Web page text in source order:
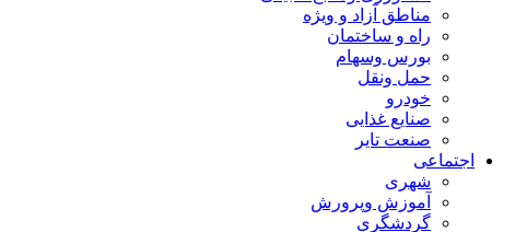
مناطق آزاد و ویژه
راه و ساختمان
بورس وسهام
حمل ونقل
خودرو
صنایع غذایی
صنعت تایر
اجتماعی
شهری
آموزش وپرورش
گردشگری